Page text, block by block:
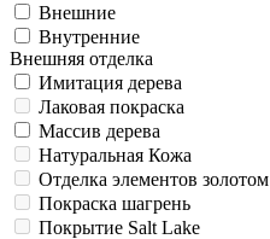
Внешние
Внутренние
Внешняя отделка
Имитация дерева
Лаковая покраска
Массив дерева
Натуральная Кожа
Отделка элементов золотом
Покраска шагрень
Покрытие Salt Lake